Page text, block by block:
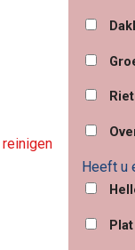
reinigen
Heeft u